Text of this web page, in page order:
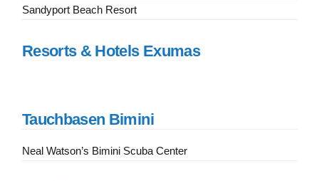
Sandyport Beach Resort
Resorts & Hotels Exumas
Tauchbasen Bimini
Neal Watson’s Bimini Scuba Center